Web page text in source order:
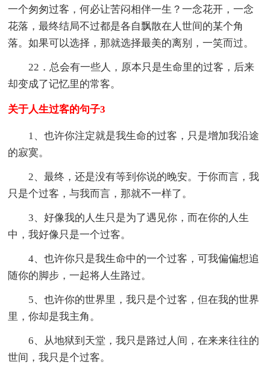
一个匆匆过客，何必让苦闷相伴一生？一念花开，一念
花落，最终结局不过都是各自飘散在人世间的某个角
落。如果可以选择，那就选择最美的离别，一笑而过。
22．总会有一些人，原本只是生命里的过客，后来
却变成了记忆里的常客。
关于人生过客的句子3
1、也许你注定就是我生命的过客，只是增加我沿途
的寂寞。
2、最终，还是没有等到你说的晚安。于你而言，我
只是个过客，与我而言，那就不一样了。
3、好像我的人生只是为了遇见你，而在你的人生
中，我好像只是一个过客。
4、也许你只是我生命中的一个过客，可我偏偏想追
随你的脚步，一起将人生路过。
5、也许你的世界里，我只是个过客，但在我的世界
里，你却是我主角。
6、从地狱到天堂，我只是路过人间，在来来往往的
世间，我只是个过客。